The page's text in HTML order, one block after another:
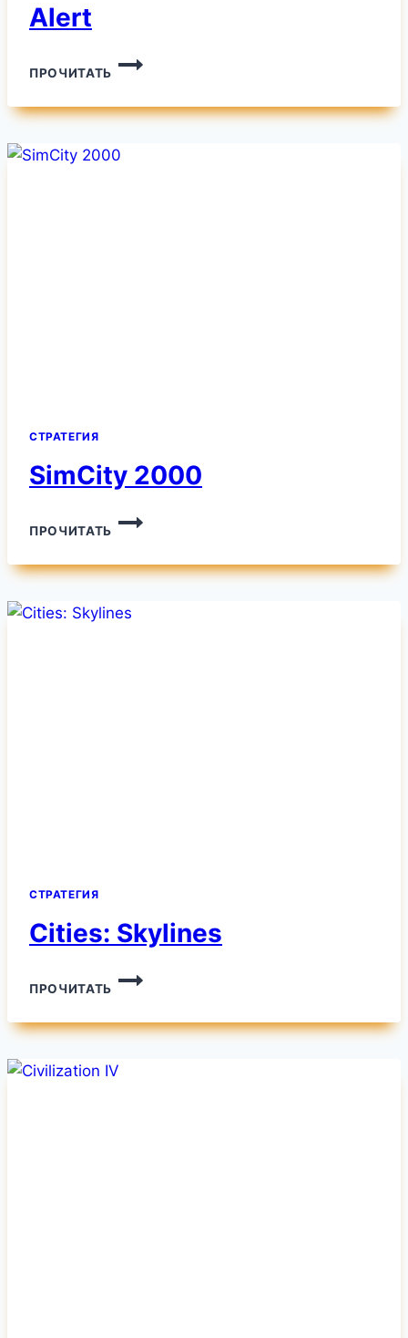
Alert
ПРОЧИТАТЬ
COMMAND
RED
СТРАТЕГИЯ
SimCity 2000
ПРОЧИТАТЬ
SIMCITY
СТРАТЕГИЯ
Cities: Skylines
ПРОЧИТАТЬ
CITIES: